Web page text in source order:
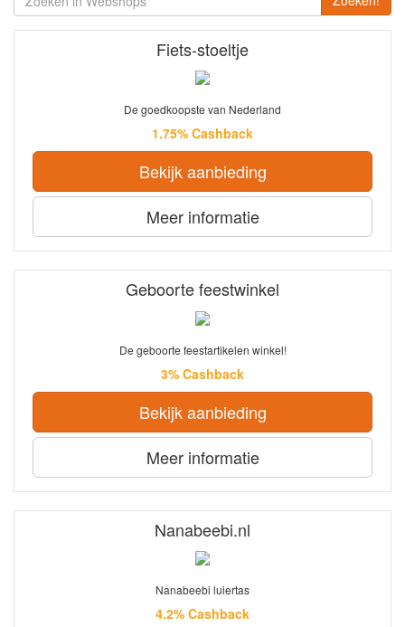
Fiets-stoeltje
De goedkoopste van Nederland
1.75% Cashback
Bekijk aanbieding
Meer informatie
Geboorte feestwinkel
De geboorte feestartikelen winkel!
3% Cashback
Bekijk aanbieding
Meer informatie
Nanabeebi.nl
Nanabeebi luiertas
4.2% Cashback